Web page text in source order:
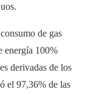
de gas
energía 100%
derivadas de los
el 97,36% de las